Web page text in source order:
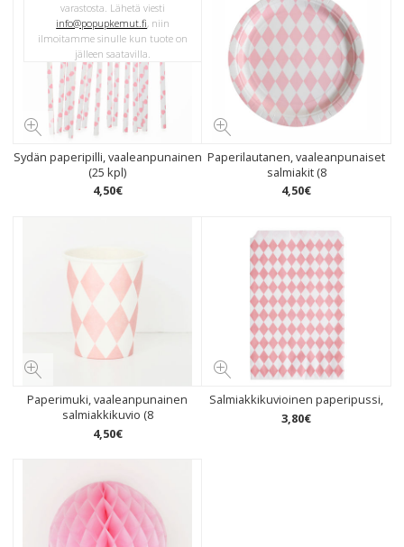
Sydän paperipilli, vaaleanpunainen
(25 kpl)
4,50€
varastosta. Lähetä viesti
info@popupkemut.fi, niin
ilmoitamme sinulle kun tuote on
jälleen saatavilla.
Paperilautanen, vaaleanpunaiset
salmiakit (8
4,50€
Paperimuki, vaaleanpunainen
salmiakkikuvio (8
4,50€
Salmiakkikuvioinen paperipussi,
3,80€